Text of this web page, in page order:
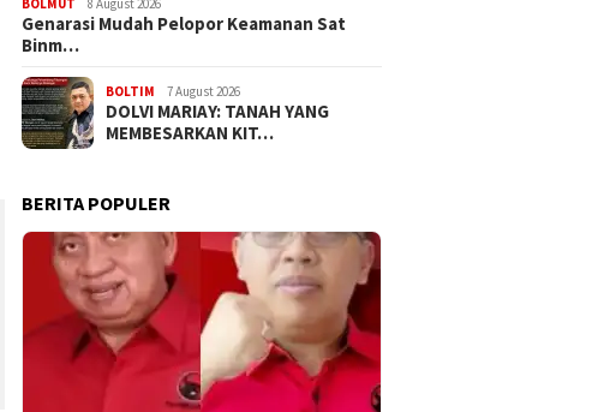
BOLMUT 8 August 2026
Genarasi Mudah Pelopor Keamanan Sat
Binm…
BOLTIM 7 August 2026
DOLVI MARIAY: TANAH YANG
MEMBESARKAN KIT…
BERITA POPULER